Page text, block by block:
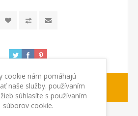
Na objednávku
cookie nám pomáhajú
naše služby. používaním
súhlasíte s používaním
súborov cookie.